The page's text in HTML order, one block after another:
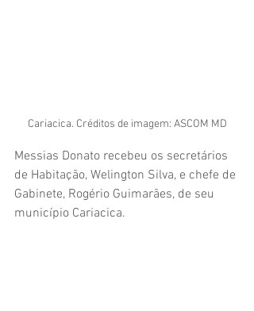
Cariacica. Créditos de imagem: ASCOM MD
Messias Donato recebeu os secretários
de Habitação, Welington Silva, e chefe de
Gabinete, Rogério Guimarães, de seu
município Cariacica.